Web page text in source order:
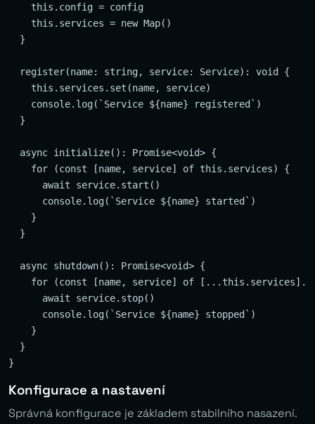
    this.config = config
    this.services = new Map()
  }
  register(name: string, service: Service): void {
    this.services.set(name, service)
    console.log(`Service ${name} registered`)
  }
  async initialize(): Promise<void> {
    for (const [name, service] of this.services) {
      await service.start()
      console.log(`Service ${name} started`)
    }
  }
  async shutdown(): Promise<void> {
for (const [name, service] of
      await service.stop()
      console.log(`Service ${name} stopped`)
    }
  }
Konfigurace a nastavení
Správná konfigurace je základem stabilního nasazení.